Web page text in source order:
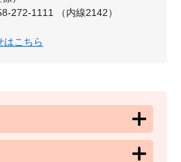
272-1111 （内線2142）
はこちら